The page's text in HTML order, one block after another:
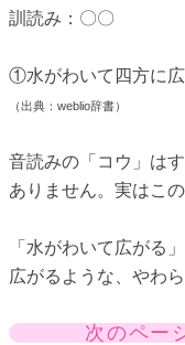
訓読み：〇〇
①水がわいて四方に広
（出典：weblio辞書）
音読みの「コウ」は
ありません。実はこ
「水がわいて広がる
広がるような、やわ
次のペ